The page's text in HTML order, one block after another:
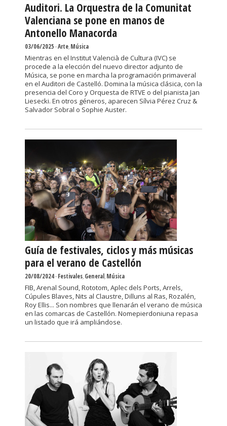
Auditori. La Orquestra de la Comunitat
Valenciana se pone en manos de
Antonello Manacorda
03/06/2025-Arte,Música
Mientras en el Institut Valencià de Cultura (IVC) se
procede a la elección del nuevo director adjunto de
Música, se pone en marcha la programación primaveral
en el Auditori de Castelló. Domina la música clásica, con la
presencia del Coro y Orquesta de RTVE o del pianista Jan
Liesecki. En otros géneros, aparecen Sílvia Pérez Cruz &
Salvador Sobral o Sophie Auster.
Guía de festivales, ciclos y más músicas
para el verano de Castellón
20/08/2024-Festivales,General,Música
FIB, Arenal Sound, Rototom, Aplec dels Ports, Arrels,
Cúpules Blaves, Nits al Claustre, Dilluns al Ras, Rozalén,
Roy Ellis... Son nombres que llenarán el verano de música
en las comarcas de Castellón. Nomepierdoniuna repasa
un listado que irá ampliándose.